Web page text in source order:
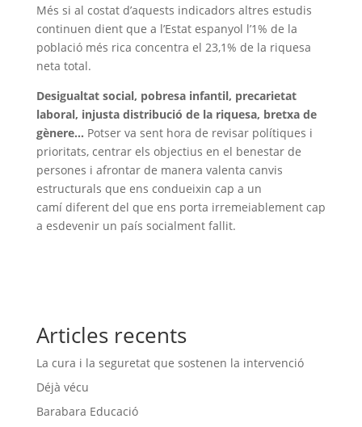
Més si al costat d’aquests indicadors altres estudis
continuen dient que a l’Estat espanyol l’1% de la
població més rica concentra el 23,1% de la riquesa
neta total.
Desigualtat social, pobresa infantil, precarietat
laboral, injusta distribució de la riquesa, bretxa de
gènere… Potser va sent hora de revisar polítiques i
prioritats, centrar els objectius en el benestar de
persones i afrontar de manera valenta canvis
estructurals que ens condueixin cap a un
camí diferent del que ens porta irremeiablement cap
a esdevenir un país socialment fallit.
Articles recents
La cura i la seguretat que sostenen la intervenció
Déjà vécu
Barabara Educació